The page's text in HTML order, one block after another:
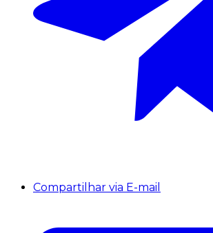
Compartilhar via E-mail